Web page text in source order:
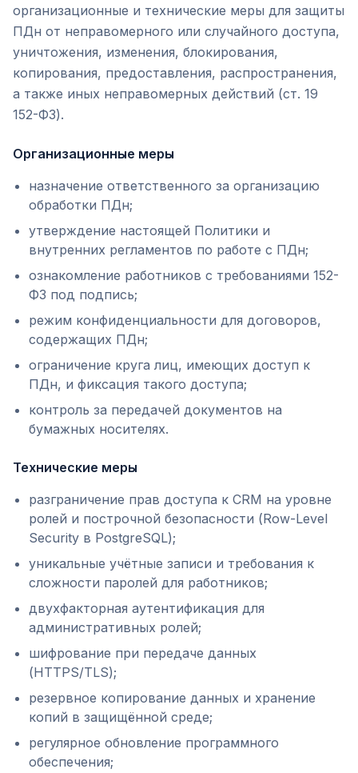
организационные и технические меры для защиты
ПДн от неправомерного или случайного доступа,
уничтожения, изменения, блокирования,
копирования, предоставления, распространения,
а также иных неправомерных действий (ст. 19
152-ФЗ).
Организационные меры
назначение ответственного за организацию
обработки ПДн;
утверждение настоящей Политики и
внутренних регламентов по работе с ПДн;
ознакомление работников с требованиями 152-
ФЗ под подпись;
режим конфиденциальности для договоров,
содержащих ПДн;
ограничение круга лиц, имеющих доступ к
ПДн, и фиксация такого доступа;
контроль за передачей документов на
бумажных носителях.
Технические меры
разграничение прав доступа к CRM на уровне
ролей и построчной безопасности (Row-Level
Security в PostgreSQL);
уникальные учётные записи и требования к
сложности паролей для работников;
двухфакторная аутентификация для
административных ролей;
шифрование при передаче данных
(HTTPS/TLS);
резервное копирование данных и хранение
копий в защищённой среде;
регулярное обновление программного
обеспечения;